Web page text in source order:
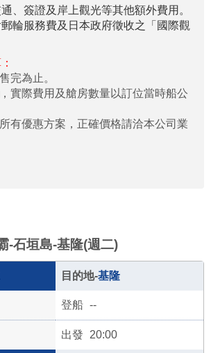
、簽證及岸上觀光等其他額外費用。
輪服務費及日本政府徵收之「國際觀
完為止。
實際費用及艙房數量以訂位當時船公
有優惠方案，正確價格請洽本公司業
-石垣島-基隆(週二)
基隆
--
20:00